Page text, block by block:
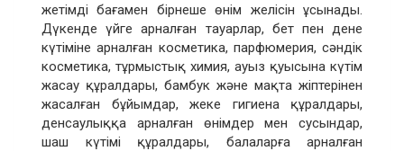
жетімді бағамен бірнеше өнім желісін ұсынады.
Дүкенде үйге арналған тауарлар, бет пен дене
күтіміне арналған косметика, парфюмерия, сәндік
косметика, тұрмыстық химия, ауыз қуысына күтім
жасау құралдары, бамбук және мақта жіптерінен
жасалған бұйымдар, жеке гигиена құралдары,
денсаулыққа арналған өнімдер мен сусындар,
шаш күтімі құралдары, балаларға арналған